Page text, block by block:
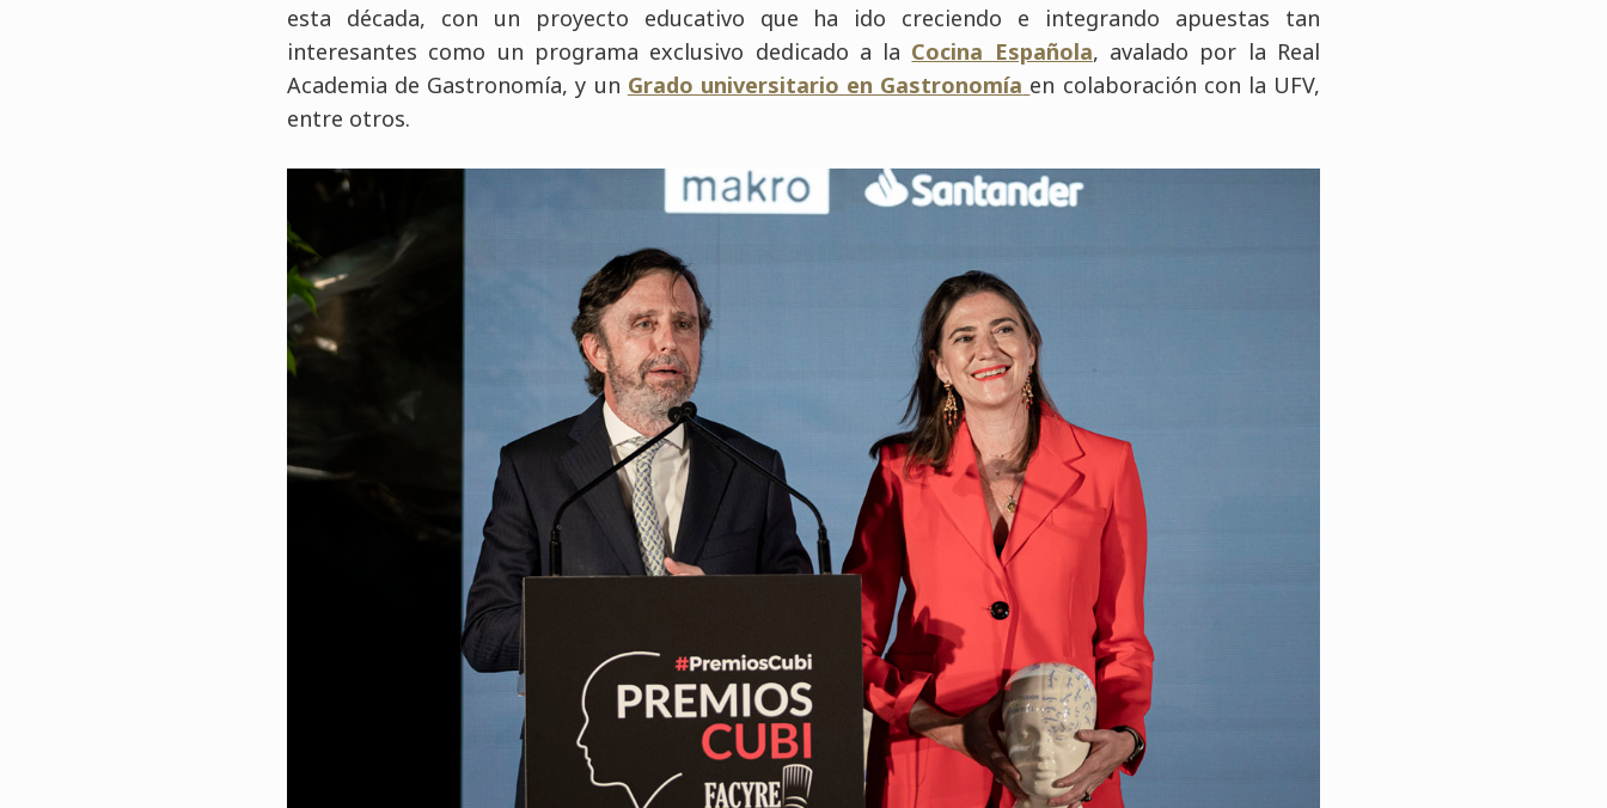
esta década, con un proyecto educativo que ha ido creciendo e integrando apuestas tan
interesantes como un programa exclusivo dedicado a la Cocina Española, avalado por la Real
Academia de Gastronomía, y un Grado universitario en Gastronomía en colaboración con la UFV,
entre otros.